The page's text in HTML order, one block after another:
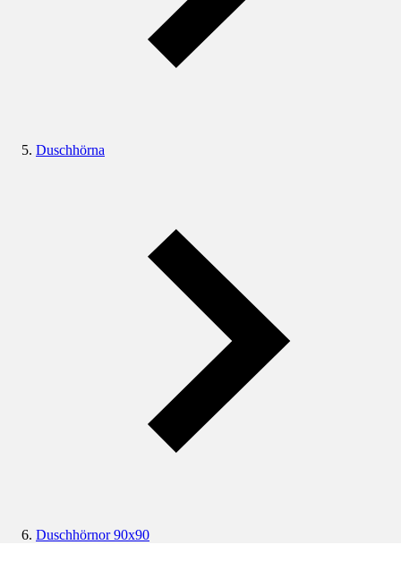
Duschhörna
Duschhörnor 90x90